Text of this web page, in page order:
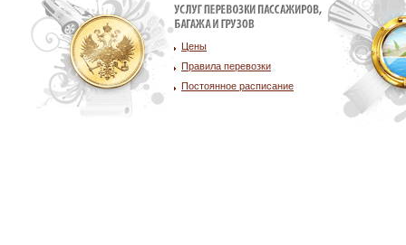
Цены
Правила перевозки
Постоянное расписание